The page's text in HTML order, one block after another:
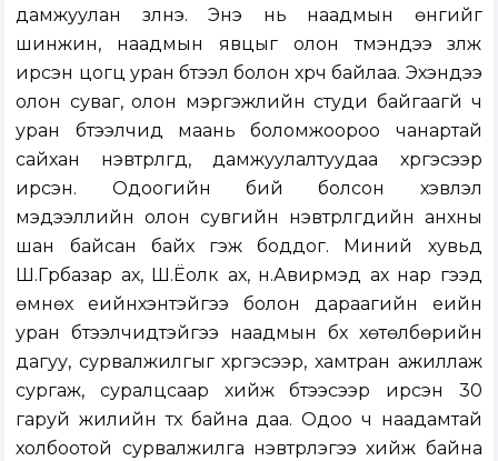
дамжуулан үзүүлнэ. Энэ нь наадмын өнгийг
шинжин, наадмын явцыг олон түмэндээ үзүүлж
ирсэн цогц уран бүтээл болон хүрч байлаа. Эхэндээ
олон суваг, олон мэргэжлийн студи байгаагүй ч
уран бүтээлчид маань боломжоороо чанартай
сайхан нэвтрүүлгүүд, дамжуулалтуудаа хүргэсээр
ирсэн. Одоогийн бий болсон хэвлэл
мэдээллийн олон сувгийн нэвтрүүлгүүдийн анхны
шан байсан байх гэж боддог. Миний хувьд
Ш.Гүрбазар ах, Ш.Ёолк ах, н.Авирмэд ах нар гээд
өмнөх үеийнхэнтэйгээ болон дараагийн үеийн
уран бүтээлчидтэйгээ наадмын бүх хөтөлбөрийн
дагуу, сурвалжилгыг хүргэсээр, хамтран ажиллаж
сургаж, суралцсаар хийж бүтээсээр ирсэн 30
гаруй жилийн түүх байна даа. Одоо ч наадамтай
холбоотой сурвалжилга нэвтрүүлэгээ хийж байна